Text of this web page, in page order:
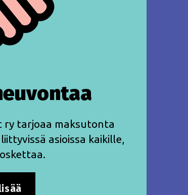
ry tarjoaa maksutonta
asioissa kaikille,